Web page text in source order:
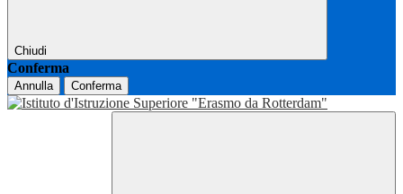
Chiudi
Conferma
Annulla Conferma